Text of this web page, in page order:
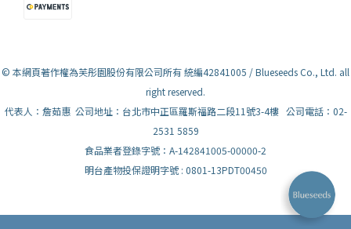
© 本網頁著作權為芙彤園股份有限公司所有 統編42841005 / Blueseeds Co., Ltd. all
right reserved.
代表人：詹茹惠 公司地址：台北市中正區羅斯福路二段11號3-4樓 公司電話：02-
2531 5859
食品業者登錄字號：A-142841005-00000-2
明台產物投保證明字號 : 0801-13PDT00450